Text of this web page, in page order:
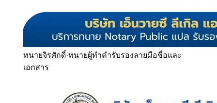
ทนายจิรศักดิ์·ทนายผู้ทำคำรับรองลายมือชื่อและ
เอกสาร